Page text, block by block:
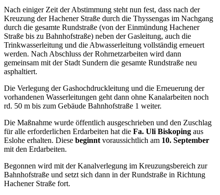
Nach einiger Zeit der Abstimmung steht nun fest, dass nach der
Kreuzung der Hachener Straße durch die Thyssengas im Nachgang
durch die gesamte Rundstraße (von der Einmündung Hachener
Straße bis zu Bahnhofstraße) neben der Gasleitung, auch die
Trinkwasserleitung und die Abwasserleitung vollständig erneuert
werden. Nach Abschluss der Rohrnetzarbeiten wird dann
gemeinsam mit der Stadt Sundern die gesamte Rundstraße neu
asphaltiert.
Die Verlegung der Gashochdruckleitung und die Erneuerung der
vorhandenen Wasserleitungen geht dann ohne Kanalarbeiten noch
rd. 50 m bis zum Gebäude Bahnhofstraße 1 weiter.
Die Maßnahme wurde öffentlich ausgeschrieben und den Zuschlag
für alle erforderlichen Erdarbeiten hat die Fa. Uli Biskoping aus
Eslohe erhalten. Diese beginnt voraussichtlich am 10. September
mit den Erdarbeiten.
Begonnen wird mit der Kanalverlegung im Kreuzungsbereich zur
Bahnhofstraße und setzt sich dann in der Rundstraße in Richtung
Hachener Straße fort.